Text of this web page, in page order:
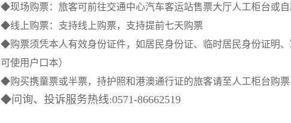
◆现场购票：旅客可前往交通中心汽车客运站售票大厅人工柜台或
◆线上购票：支持线上购票，支持提前七天购票
◆购票须凭本人有效身份证件，如居民身份证、临时居民身份证明
可使用户口本）
◆购买携童票或半票，持护照和港澳通行证的旅客请至人工柜台购票
◆问询、投诉服务热线:0571-86662519